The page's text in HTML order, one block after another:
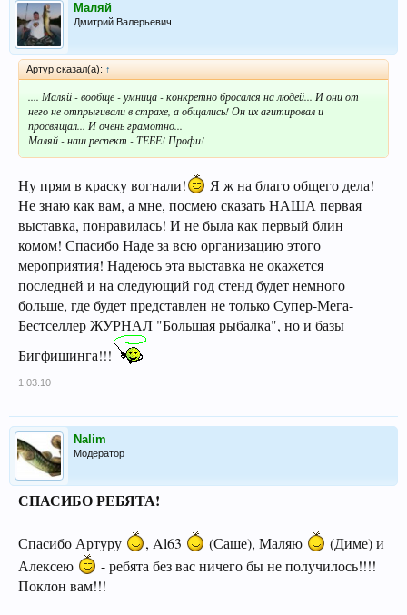
Маляй
Дмитрий Валерьевич
Артур сказал(а): ↑
.... Маляй - вообще - умница - конкретно бросался на людей... И они от
него не отпрыгивали в страхе, а общались! Он их агитировал и
просвящал... И очень грамотно...
Маляй - наш респект - ТЕБЕ! Профи!
Ну прям в краску вогнали!
Я ж на благо общего дела!
Не знаю как вам, а мне, посмею сказать НАША первая
выставка, понравилась! И не была как первый блин
комом! Спасибо Наде за всю организацию этого
мероприятия! Надеюсь эта выставка не окажется
последней и на следующий год стенд будет немного
больше, где будет представлен не только Супер-Мега-
Бестселлер ЖУРНАЛ "Большая рыбалка", но и базы
Бигфишинга!!!
1.03.10
Nalim
Модератор
СПАСИБО РЕБЯТА!
Спасибо Артуру , Al63 (Саше), Маляю
(Диме) и
Алексею
- ребята без вас ничего бы не получилось!!!!
Поклон вам!!!